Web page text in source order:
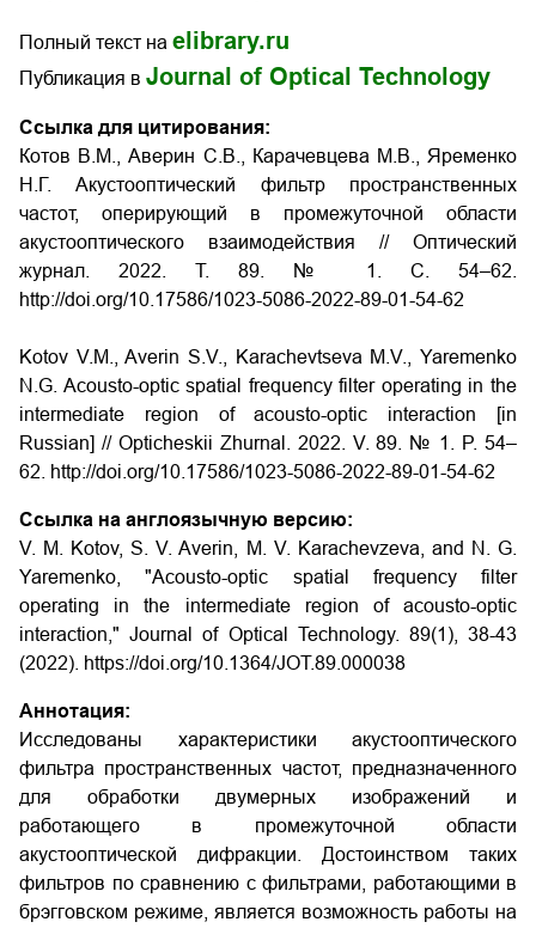
Полный текст на elibrary.ru
Публикация в Journal of Optical Technology
Ссылка для цитирования:
Котов В.М., Аверин С.В., Карачевцева М.В., Яременко
Н.Г. Акустооптический фильтр пространственных
частот, оперирующий в промежуточной области
акустооптического взаимодействия // Оптический
журнал. 2022. Т. 89. № 1. С. 54–62.
http://doi.org/10.17586/1023-5086-2022-89-01-54-62
Kotov V.M., Averin S.V., Karachevtseva M.V., Yaremenko
N.G. Acousto-optic spatial frequency filter operating in the
intermediate region of acousto-optic interaction [in
Russian] // Opticheskii Zhurnal. 2022. V. 89. № 1. P. 54–
62. http://doi.org/10.17586/1023-5086-2022-89-01-54-62
Ссылка на англоязычную версию:
V. M. Kotov, S. V. Averin, M. V. Karachevzeva, and N. G.
Yaremenko, "Acousto-optic spatial frequency filter
operating in the intermediate region of acousto-optic
interaction," Journal of Optical Technology. 89(1), 38-43
(2022). https://doi.org/10.1364/JOT.89.000038
Аннотация:
Исследованы характеристики акустооптического
фильтра пространственных частот, предназначенного
для обработки двумерных изображений и
работающего в промежуточной области
акустооптической дифракции. Достоинством таких
фильтров по сравнению с фильтрами, работающими в
брэгговском режиме, является возможность работы на